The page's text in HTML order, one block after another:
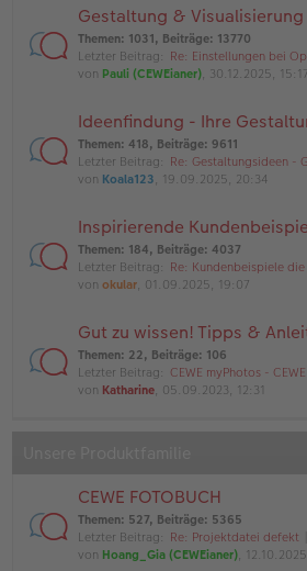
Gestaltung & Visualisierung
Themen: 1031, Beiträge: 13770
Letzter Beitrag: Re: Einstellungen bei
von Pauli (CEWEianer), 30.12.2025, 15:17
Ideenfindung - Ihre
Themen: 418, Beiträge: 9611
Letzter Beitrag: Re: Gestaltungsideen -
von Koala123, 19.09.2025, 20:34
Inspirierende
Themen: 184, Beiträge: 4037
Letzter Beitrag: Re: Kundenbeispiele
von okular, 01.09.2025, 19:07
Gut zu wissen! Tipps &
Themen: 22, Beiträge: 106
Letzter Beitrag: CEWE myPhotos -
von Katharine, 05.09.2023, 12:31
CEWE FOTOBUCH
Themen: 527, Beiträge: 5365
Letzter Beitrag: Re: Projektdatei defekt
von Hoang_Gia (CEWEianer),